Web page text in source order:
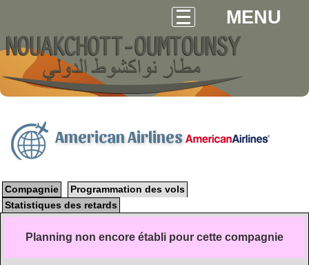
MENU
American Airlines
Compagnie
Programmation des vols
Statistiques des retards
Planning non encore établi pour cette compagnie